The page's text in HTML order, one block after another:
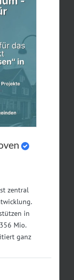
zentral
in
Mio.
ganz